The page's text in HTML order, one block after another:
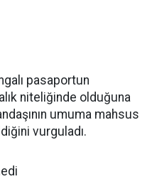
pasaportun
niteliğinde olduğuna
umuma mahsus
vurguladı.